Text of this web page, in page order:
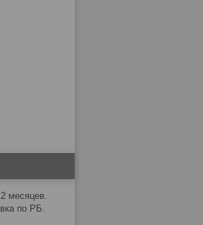
месяцев.
по РБ.